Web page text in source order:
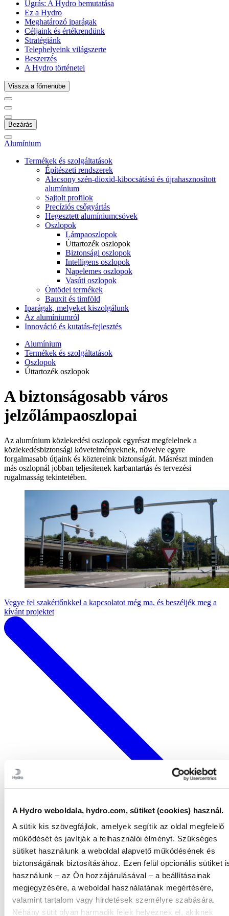
A Hydro weboldala, hydro.com, sütiket (cookies) használ.
A sütik kis szövegfájlok, amelyek segítik az oldal megfelelő
működését és javítják a felhasználói élményt. Szükséges
sütiket használunk a weboldal alapvető működésének és
biztonságának biztosításához. Ezen felül opcionális sütiket
használunk – az Ön hozzájárulásával – a beállításainak
megjegyzésére, a weboldal használatának megértésére,
valamint tartalom vagy hirdetések személyre szabására.
Néhány sütit olyan harmadik felek helyeznek el, akiknek
Ugrás: A Hydro bemutatása
Ez a Hydro
Meghatározó iparágak
Céljaink és értékrendünk
Stratégiánk
Telephelyeink világszerte
Beszerzés
A Hydro történetei
Vissza a főmenübe
Bezárás
Alumínium
Termékek és szolgáltatások
Építészeti rendszerek
Alacsony szén-dioxid-kibocsátású és újrahasznosított
alumínium
Sajtolt profilok
Precíziós csőgyártás
Hegesztett alumíniumcsövek
Oszlopok
Lámpaoszlopok
Úttartozék oszlopok
Biztonsági oszlopok
Intelligens oszlopok
Napelemes oszlopok
Vasúti oszlopok
Öntödei termékek
Bauxit és timföld
Iparágak, melyeket kiszolgálunk
Az alumíniumról
Innováció és kutatás-fejlesztés
Alumínium
Termékek és szolgáltatások
Oszlopok
Úttartozék oszlopok
A biztonságosabb város
jelzőlámpaoszlopai
Az alumínium közlekedési oszlopok egyrészt megfelelnek a
közlekedésbiztonsági követelményeknek, növelve egyre
forgalmasabb útjaink és köztereink biztonságát. Másrészt minden
más oszlopnál jobban teljesítenek karbantartás és tervezési
rugalmasság tekintetében.
Vegye fel szakértőnkkel a kapcsolatot még ma, és beszéljék meg a
kívánt projektet